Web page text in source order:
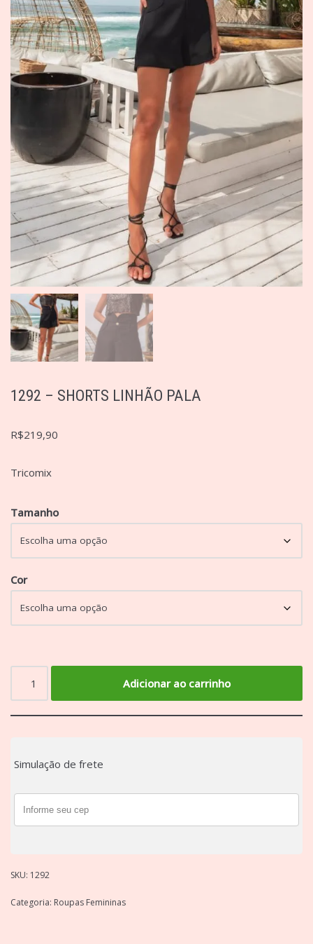
1292 – SHORTS LINHÃO PALA
R$219,90
Tricomix
Tamanho
Cor
Adicionar ao carrinho
Simulação de frete
SKU: 1292
Categoria: Roupas Femininas